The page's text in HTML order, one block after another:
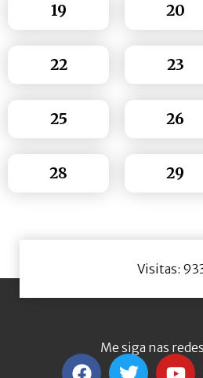
19 20
22 23
25 26
28 29
Visitas:
Me siga nas